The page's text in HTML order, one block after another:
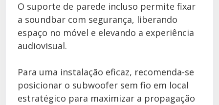
O suporte de parede incluso permite fixar
a soundbar com segurança, liberando
espaço no móvel e elevando a experiência
audiovisual.
Para uma instalação eficaz, recomenda-se
posicionar o subwoofer sem fio em local
estratégico para maximizar a propagação